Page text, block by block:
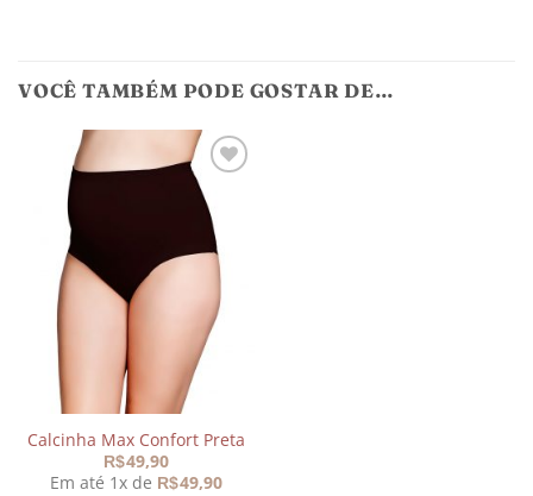
VOCÊ TAMBÉM PODE GOSTAR DE…
Adicionar
aos
meus
Calcinha Max Confort Preta
R$49,90
Em até 1x de R$49,90